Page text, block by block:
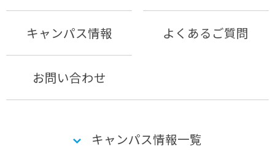
キャンパス情報 よくあるご質問
お問い合わせ
キャンパス情報一覧